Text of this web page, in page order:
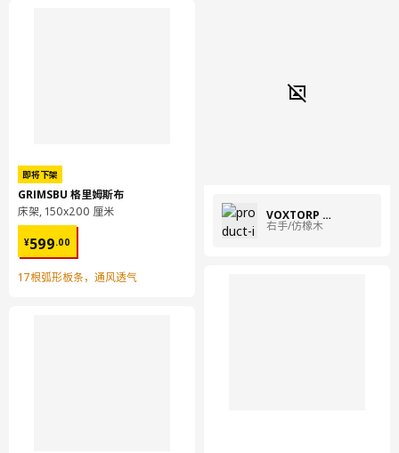
组装说明和文件
货号
货号
805.202.28
即将下架
GRIMSBU 格里姆斯布
床架, 150x200 厘米
¥599.00
¥ 599.00
17根弧形板条，通风透气
VOXTORP 沃托普
右手/仿橡木